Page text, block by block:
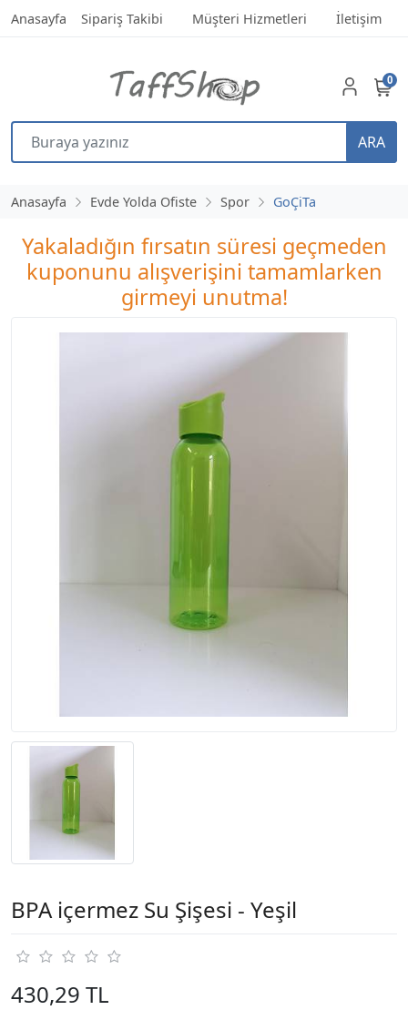
Anasayfa Sipariş Takibi Müşteri Hizmetleri İletişim
ARA
0
Anasayfa Evde Yolda Ofiste Spor GoÇiTa
Yakaladığın fırsatın süresi geçmeden
kuponunu alışverişini tamamlarken
girmeyi unutma!
BPA içermez Su Şişesi - Yeşil
430,29 TL